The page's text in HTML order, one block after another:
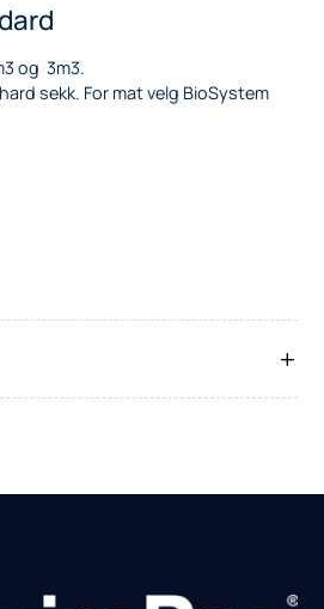
og 3m3.
sekk. For mat velg BioSystem